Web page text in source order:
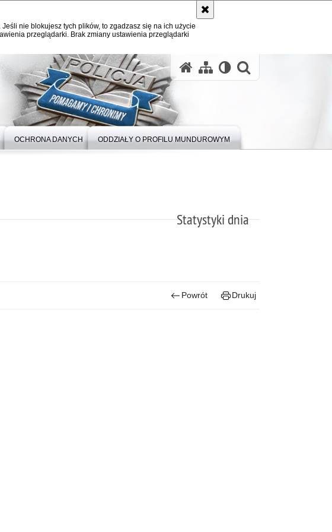
nie blokujesz tych plików, to zgadzasz się na ich użycie
przeglądarki. Brak zmiany ustawienia przeglądarki
OCHRONA DANYCH ODDZIAŁY O PROFILU MUNDUROWYM
Statystyki dnia
Powrót Drukuj